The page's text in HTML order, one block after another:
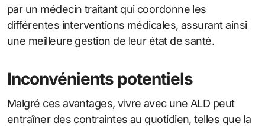
par un médecin traitant qui coordonne les
différentes interventions médicales, assurant ainsi
une meilleure gestion de leur état de santé.
Inconvénients potentiels
Malgré ces avantages, vivre avec une ALD peut
entraîner des contraintes au quotidien, telles que la